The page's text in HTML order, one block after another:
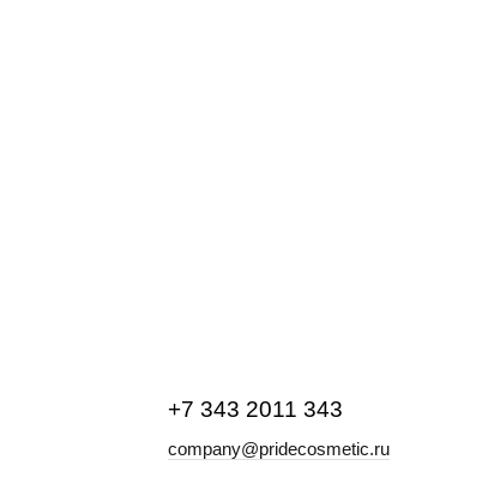
+7 343 2011 343
company@pridecosmetic.ru